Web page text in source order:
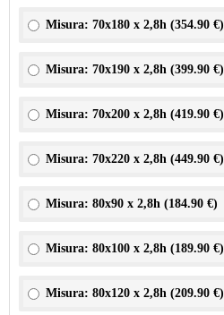
Misura: 70x180 x 2,8h (354.90 €)
Misura: 70x190 x 2,8h (399.90 €)
Misura: 70x200 x 2,8h (419.90 €)
Misura: 70x220 x 2,8h (449.90 €)
Misura: 80x90 x 2,8h (184.90 €)
Misura: 80x100 x 2,8h (189.90 €)
Misura: 80x120 x 2,8h (209.90 €)